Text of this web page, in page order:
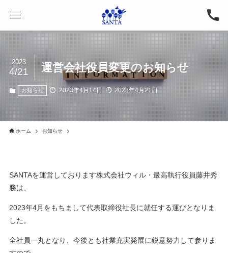
運営会社役員変更のお知らせ
2023
4/21
お知らせ 2023年4月14日 2023年4月21日
ホーム お知らせ
SANTAを運営しております株式会社ウィル・最高執行役員藤井秀
勝は、
2023年4月をもちまして代表取締役社長に就任する運びとなりま
した。
全社員一丸となり、今後とも社業充実発展に鋭意努力して参りま